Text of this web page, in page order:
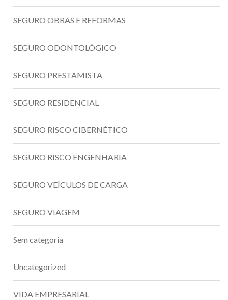
SEGURO OBRAS E REFORMAS
SEGURO ODONTOLÓGICO
SEGURO PRESTAMISTA
SEGURO RESIDENCIAL
SEGURO RISCO CIBERNÉTICO
SEGURO RISCO ENGENHARIA
SEGURO VEÍCULOS DE CARGA
SEGURO VIAGEM
Sem categoria
Uncategorized
VIDA EMPRESARIAL